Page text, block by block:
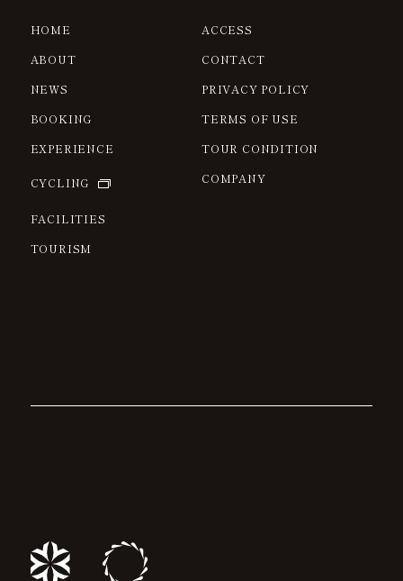
HOME
ABOUT
NEWS
BOOKING
EXPERIENCE
CYCLING
FACILITIES
TOURISM
ACCESS
CONTACT
PRIVACY POLICY
TERMS OF USE
TOUR CONDITION
COMPANY